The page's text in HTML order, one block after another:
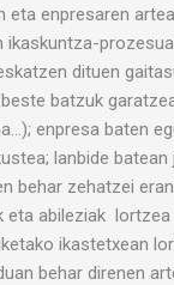
eta enpresaren
ikaskuntza-
dituen
batzuk
enpresa baten
lanbide
behar zehatzei
eta abileziak lortzea
ikastetxean
behar direnen